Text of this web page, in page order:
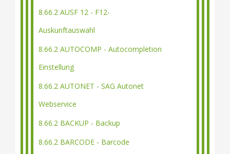
8.66.2 AUSF 12 - F12-
Auskunftauswahl
8.66.2 AUTOCOMP - Autocompletion
Einstellung
8.66.2 AUTONET - SAG Autonet
Webservice
8.66.2 BACKUP - Backup
8.66.2 BARCODE - Barcode